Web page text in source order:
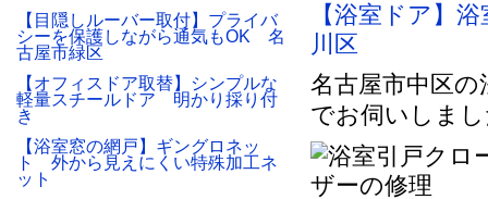
【浴室ドア】
川区
名古屋市中区
でお伺いしま
【目隠しルーバー取付】プライバ
シーを保護しながら通気もOK 名
古屋市緑区
【オフィスドア取替】シンプルな
軽量スチールドア 明かり採り付
き
【浴室窓の網戸】ギングロネッ
ト 外から見えにくい特殊加工ネ
ット